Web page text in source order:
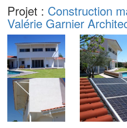
Projet : Construction
Valérie Garnier